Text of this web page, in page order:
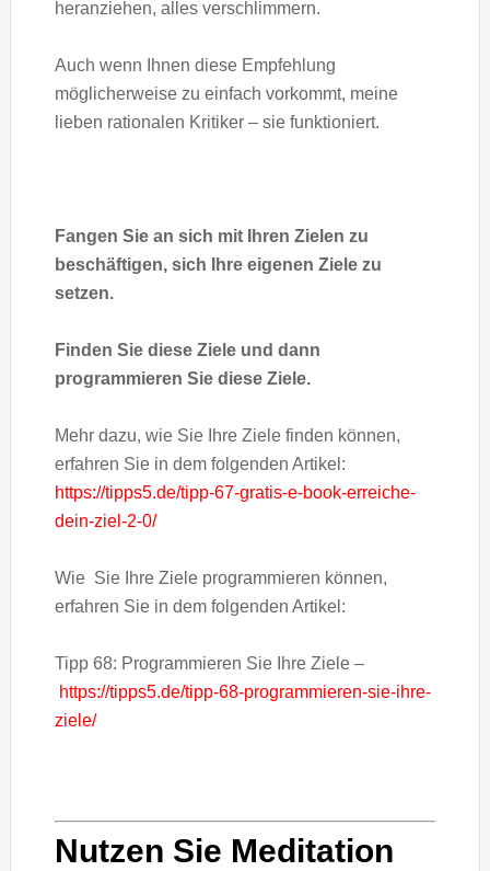
heranziehen, alles verschlimmern.
Auch wenn Ihnen diese Empfehlung
möglicherweise zu einfach vorkommt, meine
lieben rationalen Kritiker – sie funktioniert.
Fangen Sie an sich mit Ihren Zielen zu
beschäftigen, sich Ihre eigenen Ziele zu
setzen.
Finden Sie diese Ziele und dann
programmieren Sie diese Ziele.
Mehr dazu, wie Sie Ihre Ziele finden können,
erfahren Sie in dem folgenden Artikel:
https://tipps5.de/tipp-67-gratis-e-book-erreiche-
dein-ziel-2-0/
Wie Sie Ihre Ziele programmieren können,
erfahren Sie in dem folgenden Artikel:
Tipp 68: Programmieren Sie Ihre Ziele –
https://tipps5.de/tipp-68-programmieren-sie-ihre-
ziele/
Nutzen Sie Meditation